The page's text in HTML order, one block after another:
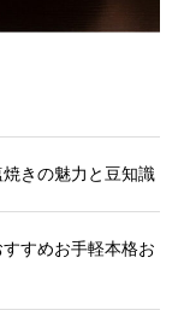
きの魅力と豆知識
すめお手軽本格お